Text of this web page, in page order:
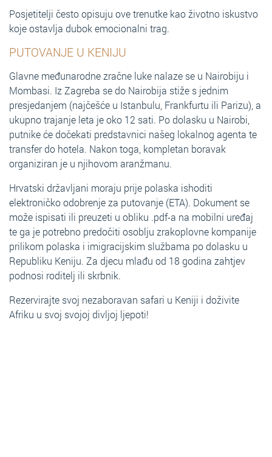
Posjetitelji često opisuju ove trenutke kao životno iskustvo
koje ostavlja dubok emocionalni trag.
PUTOVANJE U KENIJU
Glavne međunarodne zračne luke nalaze se u Nairobiju i
Mombasi. Iz Zagreba se do Nairobija stiže s jednim
presjedanjem (najčešće u Istanbulu, Frankfurtu ili Parizu), a
ukupno trajanje leta je oko 12 sati. Po dolasku u Nairobi,
putnike će dočekati predstavnici našeg lokalnog agenta te
transfer do hotela. Nakon toga, kompletan boravak
organiziran je u njihovom aranžmanu.
Hrvatski državljani moraju prije polaska ishoditi
elektroničko odobrenje za putovanje (ETA). Dokument se
može ispisati ili preuzeti u obliku .pdf-a na mobilni uređaj
te ga je potrebno predočiti osoblju zrakoplovne kompanije
prilikom polaska i imigracijskim službama po dolasku u
Republiku Keniju. Za djecu mlađu od 18 godina zahtjev
podnosi roditelj ili skrbnik.
Rezervirajte svoj nezaboravan safari u Keniji i doživite
Afriku u svoj svojoj divljoj ljepoti!